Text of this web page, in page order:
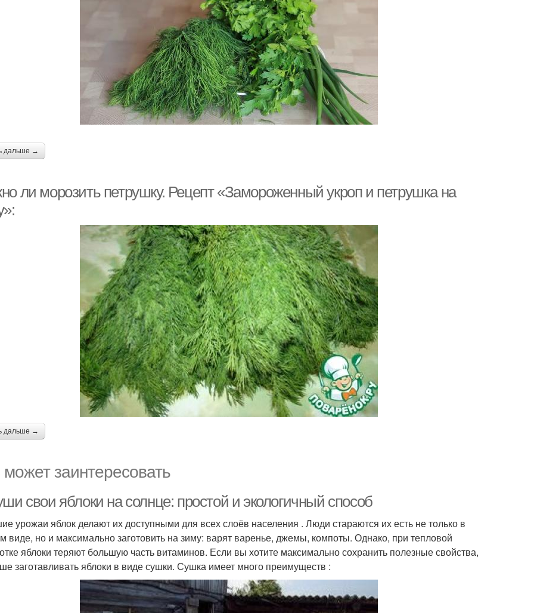
дальше →
ли морозить петрушку. Рецепт «Замороженный укроп и петрушка на
дальше →
заинтересовать
свои яблоки на солнце: простой и экологичный способ
урожаи яблок делают их доступными для всех слоёв населения . Люди стараются их есть не только в
виде, но и максимально заготовить на зиму: варят варенье, джемы, компоты. Однако, при тепловой
яблоки теряют большую часть витаминов. Если вы хотите максимально сохранить полезные свойства,
заготавливать яблоки в виде сушки. Сушка имеет много преимуществ :